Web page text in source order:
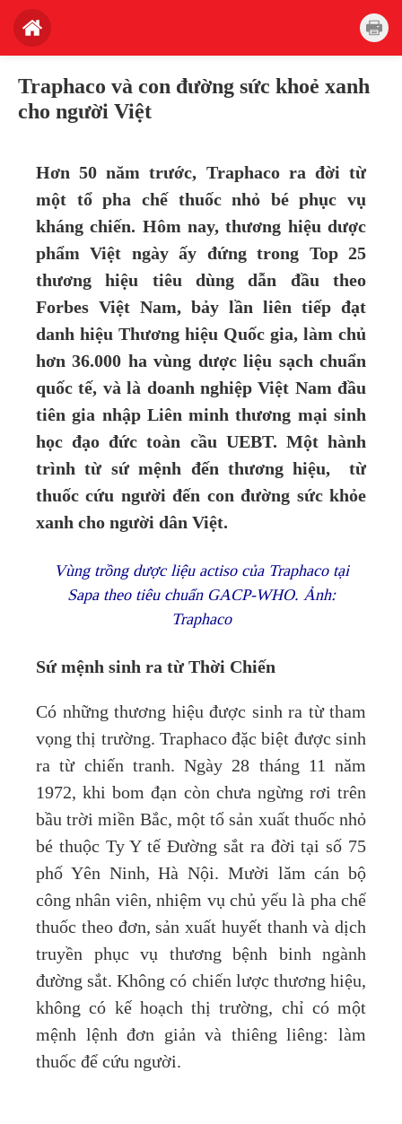
Traphaco và con đường sức khoẻ xanh
cho người Việt
Hơn 50 năm trước, Traphaco ra đời từ
một tổ pha chế thuốc nhỏ bé phục vụ
kháng chiến. Hôm nay, thương hiệu dược
phẩm Việt ngày ấy đứng trong Top 25
thương hiệu tiêu dùng dẫn đầu theo
Forbes Việt Nam, bảy lần liên tiếp đạt
danh hiệu Thương hiệu Quốc gia, làm chủ
hơn 36.000 ha vùng dược liệu sạch chuẩn
quốc tế, và là doanh nghiệp Việt Nam đầu
tiên gia nhập Liên minh thương mại sinh
học đạo đức toàn cầu UEBT. Một hành
trình từ sứ mệnh đến thương hiệu, từ
thuốc cứu người đến con đường sức khỏe
xanh cho người dân Việt.
Vùng trồng dược liệu actiso của Traphaco tại
Sapa theo tiêu chuẩn GACP-WHO. Ảnh:
Traphaco
Sứ mệnh sinh ra từ Thời Chiến
Có những thương hiệu được sinh ra từ tham
vọng thị trường. Traphaco đặc biệt được sinh
ra từ chiến tranh. Ngày 28 tháng 11 năm
1972, khi bom đạn còn chưa ngừng rơi trên
bầu trời miền Bắc, một tổ sản xuất thuốc nhỏ
bé thuộc Ty Y tế Đường sắt ra đời tại số 75
phố Yên Ninh, Hà Nội. Mười lăm cán bộ
công nhân viên, nhiệm vụ chủ yếu là pha chế
thuốc theo đơn, sản xuất huyết thanh và dịch
truyền phục vụ thương bệnh binh ngành
đường sắt. Không có chiến lược thương hiệu,
không có kế hoạch thị trường, chỉ có một
mệnh lệnh đơn giản và thiêng liêng: làm
thuốc để cứu người.